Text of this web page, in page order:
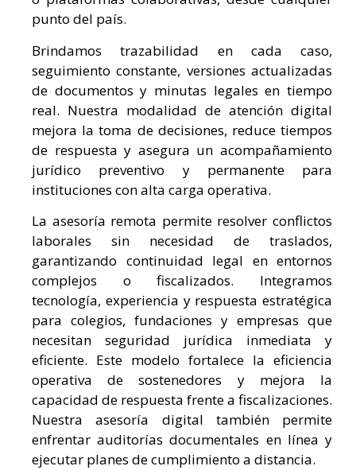
punto del país.
Brindamos trazabilidad en cada caso,
seguimiento constante, versiones actualizadas
de documentos y minutas legales en tiempo
real. Nuestra modalidad de atención digital
mejora la toma de decisiones, reduce tiempos
de respuesta y asegura un acompañamiento
jurídico preventivo y permanente para
instituciones con alta carga operativa.
La asesoría remota permite resolver conflictos
laborales sin necesidad de traslados,
garantizando continuidad legal en entornos
complejos o fiscalizados. Integramos
tecnología, experiencia y respuesta estratégica
para colegios, fundaciones y empresas que
necesitan seguridad jurídica inmediata y
eficiente. Este modelo fortalece la eficiencia
operativa de sostenedores y mejora la
capacidad de respuesta frente a fiscalizaciones.
Nuestra asesoría digital también permite
enfrentar auditorías documentales en línea y
ejecutar planes de cumplimiento a distancia.